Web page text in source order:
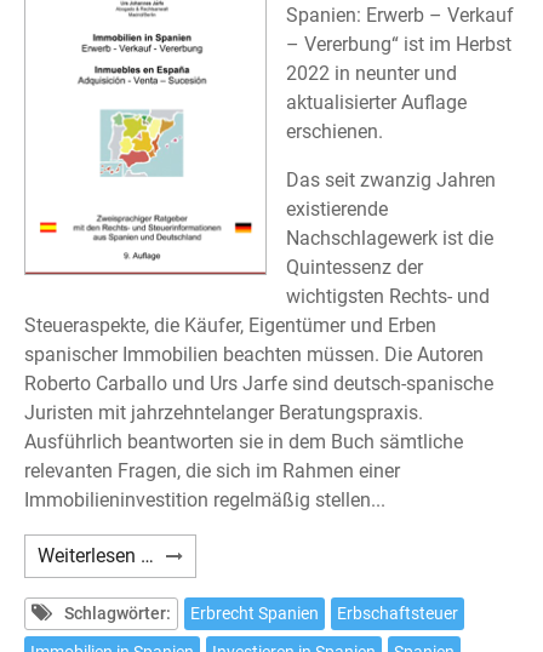
Spanien: Erwerb – Verkauf
– Vererbung“ ist im Herbst
2022 in neunter und
aktualisierter Auflage
erschienen.
Das seit zwanzig Jahren
existierende
Nachschlagewerk ist die
Quintessenz der
wichtigsten Rechts- und
Steueraspekte, die Käufer, Eigentümer und Erben
spanischer Immobilien beachten müssen. Die Autoren
Roberto Carballo und Urs Jarfe sind deutsch-spanische
Juristen mit jahrzehntelanger Beratungspraxis.
Ausführlich beantworten sie in dem Buch sämtliche
relevanten Fragen, die sich im Rahmen einer
Immobilieninvestition regelmäßig stellen...
Weiterlesen … Carballo/Hoffmann/Jarfe:
Immobilien
in
Spanien
Schlagwörter: Erbrecht Spanien
Erbschaftsteuer